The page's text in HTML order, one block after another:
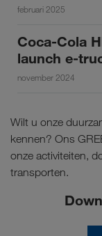
februari 2025
Coca-Cola
launch e-
november 2024
Wilt u onze
kennen? Ons
onze activiteiten,
transporten.